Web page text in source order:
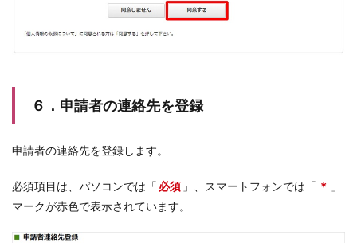
６．申請者の連絡先を登録
申請者の連絡先を登録します。
必須項目は、パソコンでは「 必須 」、スマートフォンでは「 ＊ 」
マークが赤色で表示されています。